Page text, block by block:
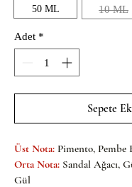
50 ML
10 ML
Adet *
Sepete
Üst Nota: Pimento, Pembe
Orta Nota: Sandal Ağacı,
Gül